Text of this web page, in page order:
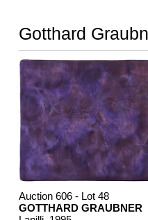
Gotthard
Auction 606 - Lot 48
GOTTHARD GRAUBNER